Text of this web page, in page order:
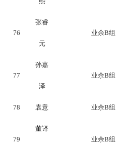
76
张睿
元
业余B组
77
孙嘉
泽
业余B组
78 袁意 业余B组
79
董译
业余B组